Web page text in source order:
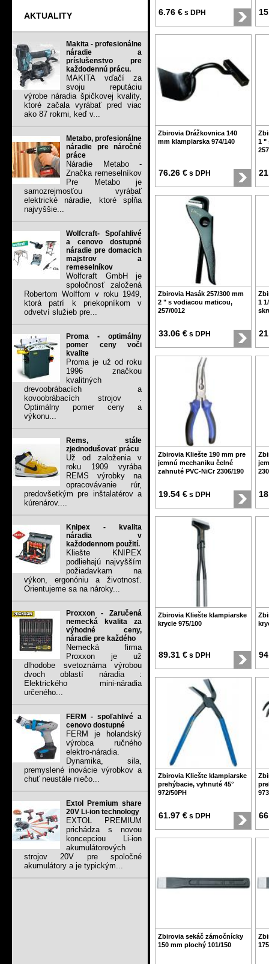
AKTUALITY
Makita - profesionálne
náradie a
príslušenstvo pre
každodennú prácu.
MAKITA vďačí za
svoju reputáciu
výrobe náradia špičkovej kvality,
ktoré začala vyrábať pred viac
ako 87 rokmi, keď v...
Metabo, profesionálne
náradie pre náročné
práce
Náradie Metabo -
Značka remeselníkov
Pre Metabo je
samozrejmosťou vyrábať
elektrické náradie, ktoré spĺňa
najvyššie...
Wolfcraft- Spoľahlivé
a cenovo dostupné
náradie pre domacich
majstrov a
remeselníkov
Wolfcraft GmbH je
spoločnosť založená
Robertom Wolffom v roku 1949,
ktorá patrí k priekopníkom v
odvetví služieb pre...
Proma - optimálny
pomer ceny voči
kvalite
Proma je už od roku
1996 značkou
kvalitných
drevoobrábacích a
kovoobrábacích strojov .
Optimálny pomer ceny a
výkonu...
Rems, stále
zjednodušovať prácu
Už od založenia v
roku 1909 vyrába
REMS výrobky na
opracovávanie rúr,
predovšetkým pre inštalatérov a
kúrenárov....
Knipex - kvalita
náradia v
každodennom použití.
Kliešte KNIPEX
podliehajú najvyšším
požiadavkam na
výkon, ergonóniu a životnosť.
Orientujeme sa na nároky...
Proxxon - Zaručená
nemecká kvalita za
výhodné ceny,
náradie pre každého
Nemecká firma
Proxxon je už
dlhodobe svetoznáma výrobou
dvoch oblastí náradia :
Elektrického mini-náradia
určeného...
FERM - spoľahlivé a
cenovo dostupné
FERM je holandský
výrobca ručného
elektro-náradia.
Dynamika, sila,
premyslené inovácie výrobkov a
chuť neustále niečo...
Extol Premium share
20V Li-ion technology
EXTOL PREMIUM
prichádza s novou
koncepciou Li-ion
akumulátorových
strojov 20V pre spoločné
akumulátory a je typickým...
6.76 € s DPH
Zbirovia Drážkovnica 140
mm klampiarska 974/140
76.26 € s DPH
1 "
Zbirovia Hasák 257/300 mm
2 " s vodiacou maticou,
257/0012
33.06 € s DPH
1
Zbirovia Kliešte 190 mm pre
jemnú mechaniku čelné
zahnuté PVC-NiCr 2306/190
19.54 € s DPH
Zbirovia Kliešte klampiarske
krycie 975/100
89.31 € s DPH
Zbirovia Kliešte klampiarske
prehýbacie, vyhnuté 45°
972/50PH
61.97 € s DPH
Zbirovia sekáč zámočnícky
150 mm plochý 101/150